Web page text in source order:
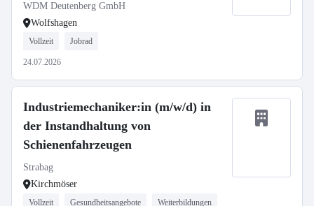
WDM Deutenberg GmbH
Wolfshagen
Vollzeit Jobrad
24.07.2026
Industriemechaniker:in (m/w/d) in
der Instandhaltung von
Schienenfahrzeugen
Strabag
Kirchmöser
Vollzeit Gesundheitsangebote Weiterbildungen